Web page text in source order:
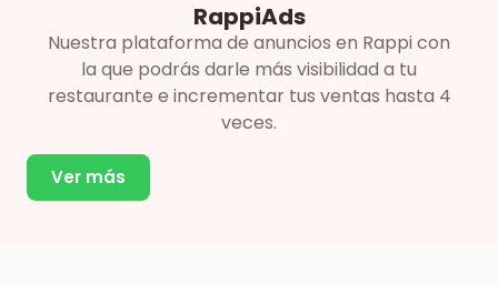
RappiAds
Nuestra plataforma de anuncios en Rappi con
la que podrás darle más visibilidad a tu
restaurante e incrementar tus ventas hasta 4
veces.
Ver más